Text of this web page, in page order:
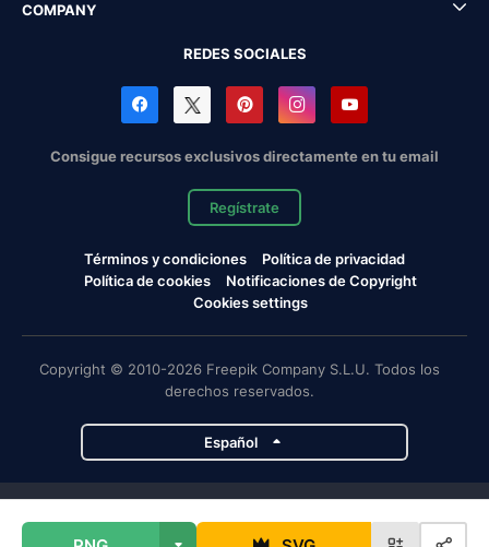
COMPANY
REDES SOCIALES
Consigue recursos exclusivos directamente en tu email
Regístrate
Términos y condiciones
Política de privacidad
Política de cookies
Notificaciones de Copyright
Cookies settings
Copyright © 2010-2026 Freepik Company S.L.U. Todos los
derechos reservados.
Español